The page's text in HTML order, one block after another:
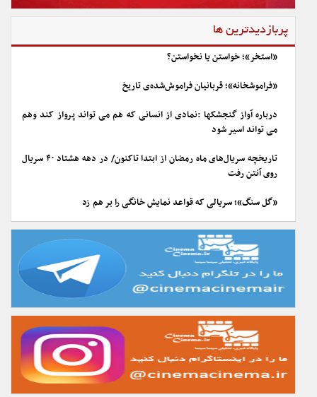
پربازدیدترین ها
«استخر»؛ خواستن یا نخواستن؟
«فراموشخانه»؛ قربانیان فراموش‌شده‌ی تاریخ
درباره آواز گنجشکها :نمادی از انسانی که هم می تواند پرواز کند وهم
می تواند اسیر شود
تاریخچه سریال‌های ماه رمضان از ابتدا تاکنون/ در دهه هشتاد ۴۰ سریال
روی آنتن رفت
«گل سنگ»؛ سریالی که قواعد نمایش خانگی را بر هم زد